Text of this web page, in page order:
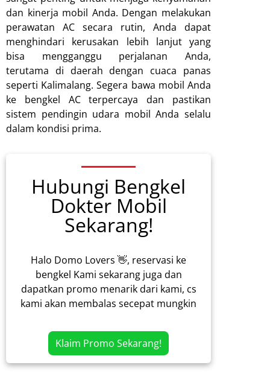
dan kinerja mobil Anda. Dengan melakukan
perawatan AC secara rutin, Anda dapat
menghindari kerusakan lebih lanjut yang
bisa mengganggu perjalanan Anda,
terutama di daerah dengan cuaca panas
seperti Kalimalang. Segera bawa mobil Anda
ke bengkel AC terpercaya dan pastikan
sistem pendingin udara mobil Anda selalu
dalam kondisi prima.
Hubungi Bengkel
Dokter Mobil
Sekarang!
Halo Domo Lovers 👋, reservasi ke
bengkel Kami sekarang juga dan
dapatkan promo menarik dari kami, cs
kami akan membalas secepat mungkin
Klaim Promo Sekarang!